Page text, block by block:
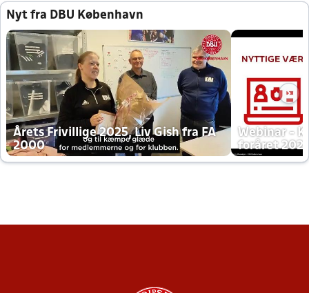
Nyt fra DBU København
Årets Frivillige 2025, Liv Gish fra FA
2000
Webinar -
foråret